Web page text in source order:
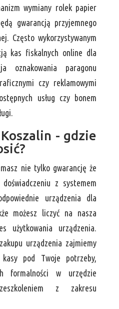
wymiany rolek papier
gwarancją przyjemnego
Często wykorzystywanym
kas fiskalnych online dla
oznakowania paragonu
czy reklamowymi
usług czy bonem
- gdzie
nie tylko gwarancję że
z systemem
urządzenia dla
możesz liczyć na nasza
użytkowania urządzenia.
urządzenia zajmiemy
kasy pod Twoje potrzeby,
formalności w urzędzie
z zakresu